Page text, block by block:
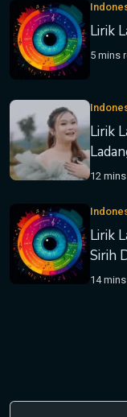
Lirik
5 mins
Lirik
12
Lirik
Sirih
14